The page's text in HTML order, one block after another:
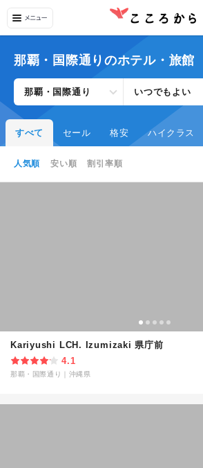
那覇・国際通りのホテル・旅館
那覇・国際通り いつでもよい
すべて セール 格安 ハイクラス
人気順 安い順 割引率順
Kariyushi LCH. Izumizaki 県庁前
4.1
那覇・国際通り 沖縄県